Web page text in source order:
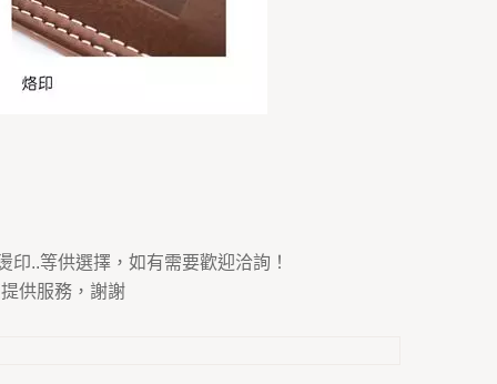
..等供選擇，如有需要歡迎洽詢！
供服務，謝謝